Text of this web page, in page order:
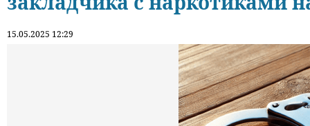
15.05.2025 12:29